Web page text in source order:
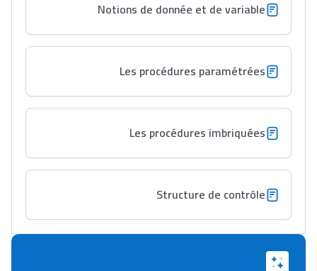
Notions de donnée et de variable
Les procédures paramétrées
Les procédures imbriquées
Structure de contrôle